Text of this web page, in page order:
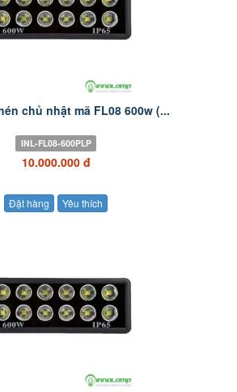
chủ nhật mã FL08 600w (...
INL-FL08-600PLP
10.000.000 đ
Đặt hàng Yêu thích